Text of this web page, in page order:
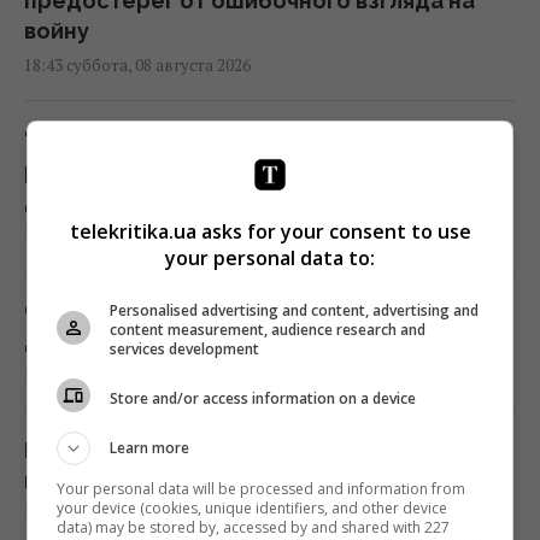
войну
18:43 суббота, 08 августа 2026
"Молимся, когда везем пациента": медики
рассказали BBC об охоте российских
дронов
18:35 суббота, 08 августа 2026
Составлен рейтинг лучших б/у видеокарт
для покупки в 2026 году
18:35 суббота, 08 августа 2026
В Болгарии недалеко от крупного
газопровода взорвался неизвестный дрон
18:34 суббота, 08 августа 2026
telekritika.ua asks for your consent to use
your personal data to:
Personalised advertising and content, advertising and
content measurement, audience research and
services development
Store and/or access information on a device
Learn more
Your personal data will be processed and information from
your device (cookies, unique identifiers, and other device
data) may be stored by, accessed by and shared with 227